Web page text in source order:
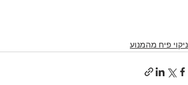
ניקוי פיח מהמנוע